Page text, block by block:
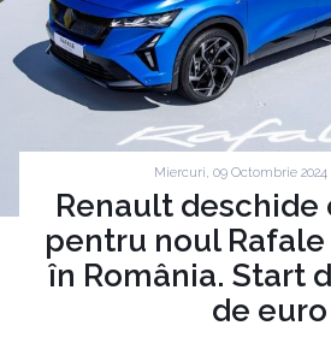
Miercuri, 09 Octombrie 2024 |
Renault
pentru noul Rafale
în România. Start
de euro